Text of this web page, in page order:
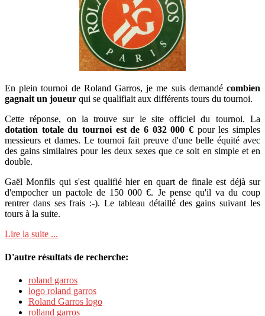
En plein tournoi de Roland Garros, je me suis demandé combien
gagnait un joueur qui se qualifiait aux différents tours du tournoi.
Cette réponse, on la trouve sur le site officiel du tournoi. La
dotation totale du tournoi est de 6 032 000 € pour les simples
messieurs et dames. Le tournoi fait preuve d'une belle équité avec
des gains similaires pour les deux sexes que ce soit en simple et en
double.
Gaël Monfils qui s'est qualifié hier en quart de finale est déjà sur
d'empocher un pactole de 150 000 €. Je pense qu'il va du coup
rentrer dans ses frais :-). Le tableau détaillé des gains suivant les
tours à la suite.
Lire la suite ...
D'autre résultats de recherche:
roland garros
logo roland garros
Roland Garros logo
rolland garros